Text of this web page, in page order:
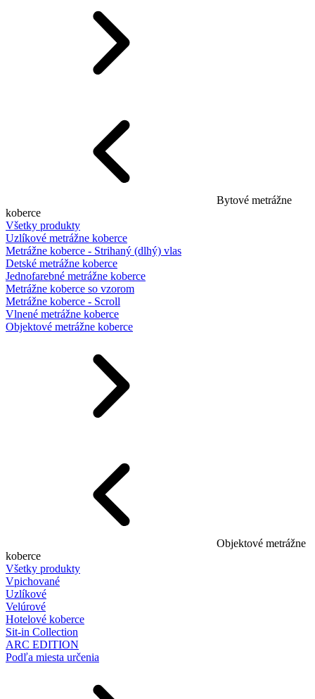
Bytové metrážne
koberce
Všetky produkty
Uzlíkové metrážne koberce
Metrážne koberce - Strihaný (dlhý) vlas
Detské metrážne koberce
Jednofarebné metrážne koberce
Metrážne koberce so vzorom
Metrážne koberce - Scroll
Vlnené metrážne koberce
Objektové metrážne koberce
Objektové metrážne
koberce
Všetky produkty
Vpichované
Uzlíkové
Velúrové
Hotelové koberce
Sit-in Collection
ARC EDITION
Podľa miesta určenia